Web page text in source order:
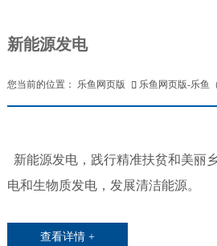
新能源发电
您当前的位置： 乐鱼网页版  乐鱼网页版-乐鱼
新能源发电，践行精准扶贫和美丽
电和生物质发电，发展清洁能源。
查看详情 +